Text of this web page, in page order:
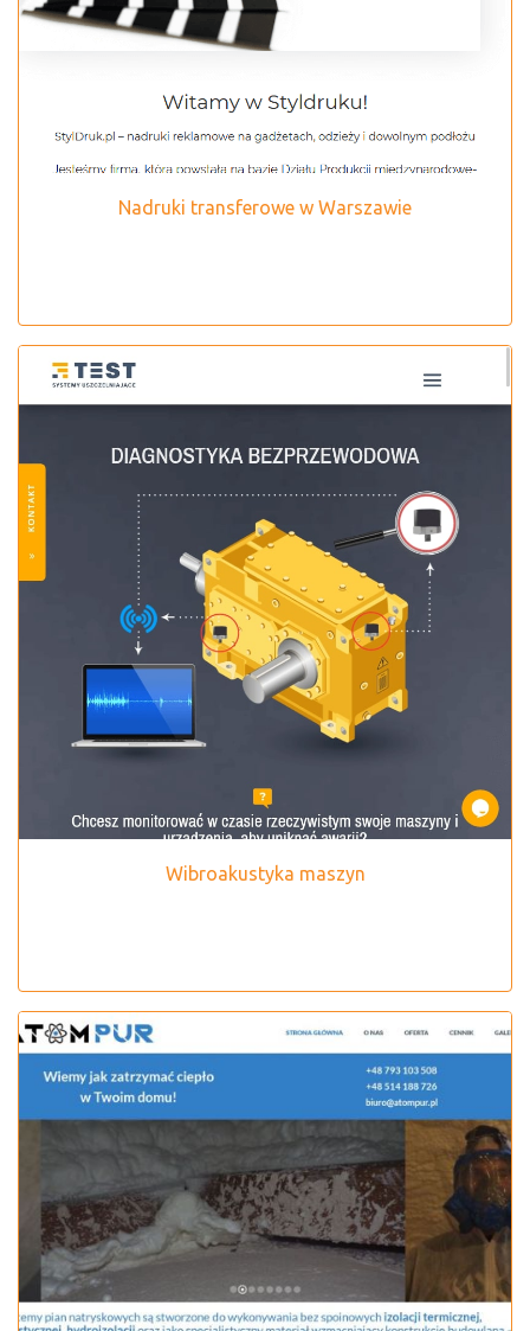
Nadruki transferowe w Warszawie
Wibroakustyka maszyn